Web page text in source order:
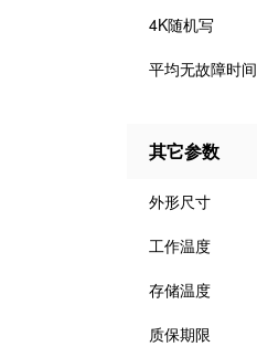
4K随机写
平均无故障时间
其它参数
外形尺寸
工作温度
存储温度
质保期限